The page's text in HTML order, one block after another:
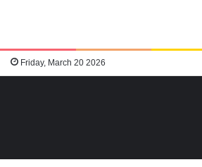
Friday, March 20 2026